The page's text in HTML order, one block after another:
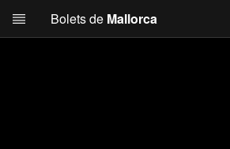
Skip to main content
Bolets de Mallorca